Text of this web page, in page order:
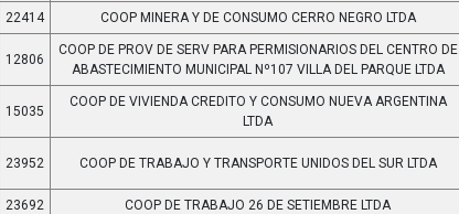
22414 COOP MINERA Y DE CONSUMO CERRO NEGRO LTDA
12806
COOP DE PROV DE SERV PARA PERMISIONARIOS DEL CENTRO DE
ABASTECIMIENTO MUNICIPAL Nº107 VILLA DEL PARQUE LTDA
15035
COOP DE VIVIENDA CREDITO Y CONSUMO NUEVA ARGENTINA
LTDA
23952 COOP DE TRABAJO Y TRANSPORTE UNIDOS DEL SUR LTDA
23692 COOP DE TRABAJO 26 DE SETIEMBRE LTDA